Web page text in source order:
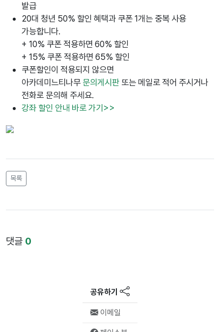
발급
20대 청년 50% 할인 혜택과 쿠폰 1개는 중복 사용
가능합니다.
+ 10% 쿠폰 적용하면 60% 할인
+ 15% 쿠폰 적용하면 65% 할인
쿠폰할인이 적용되지 않으면
아카데미느티나무 문의게시판 또는 메일로 적어 주시거나
전화로 문의해 주세요.
강좌 할인 안내 바로 가기>>
목록
댓글 0
공유하기
이메일